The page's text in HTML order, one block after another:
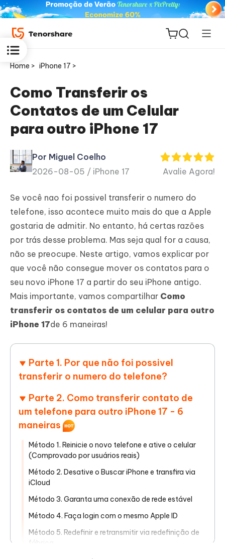
for iOS
PDNob
PDF
Novo
iAnyGo
Home > iPhone 17 >
Como Transferir os
Contatos de um Celular
para outro iPhone​ 17
Por Miguel Coelho
2026-08-05 / iPhone 17 Avalie Agora!
Se você nao foi possivel transferir o numero do
telefone, isso acontece muito mais do que a Apple
gostaria de admitir. No entanto, há certas razões
por trás desse problema. Mas seja qual for a causa,
não se preocupe. Neste artigo, vamos explicar por
que você não consegue mover os contatos para o
seu novo iPhone 17 a partir do seu iPhone antigo.
Mais importante, vamos compartilhar Como
transferir os contatos de um celular para outro
iPhone 17de 6 maneiras!
Parte 1. Por que não foi possivel
transferir o numero do telefone?
Parte 2. Como transferir contato de
um telefone para outro iPhone 17 - 6
maneiras
Método 1. Reinicie o novo telefone e ative o celular
(Comprovado por usuários reais)
Método 2. Desative o Buscar iPhone e transfira via
iCloud
Método 3. Garanta uma conexão de rede estável
Método 4. Faça login com o mesmo Apple ID
Método 5. Redefinir e retransmitir via redefinição de
fábrica